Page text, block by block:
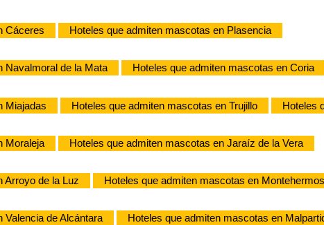
Cáceres Hoteles que admiten mascotas en Plasencia
Navalmoral de la Mata Hoteles que admiten mascotas en Coria
Miajadas Hoteles que admiten mascotas en Trujillo Hoteles
Moraleja Hoteles que admiten mascotas en Jaraíz de la Vera
Arroyo de la Luz Hoteles que admiten mascotas en
Valencia de Alcántara Hoteles que admiten mascotas en